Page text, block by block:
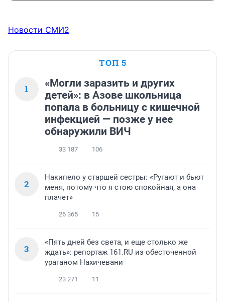
Новости СМИ2
ТОП 5
1
«Могли заразить и других
детей»: в Азове школьница
попала в больницу с кишечной
инфекцией — позже у нее
обнаружили ВИЧ
33 187 106
2
Накипело у старшей сестры: «Ругают и бьют
меня, потому что я стою спокойная, а она
плачет»
26 365 15
3
«Пять дней без света, и еще столько же
ждать»: репортаж 161.RU из обесточенной
ураганом Нахичевани
23 271 11